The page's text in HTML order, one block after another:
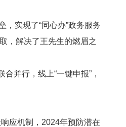
，实现了“同心办”政务服务
，解决了王先生的燃眉之
并行，线上“一键申报”，
应机制， 2024年预防潜在